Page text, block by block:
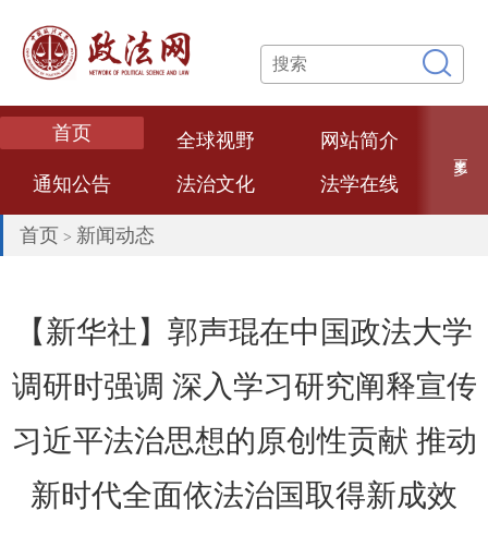
首页 全球视野
网站简介
通知公告
法治文化
法学在线
专题专栏
热点评述
经典案例
法大文创
首页 > 新闻动态
【新华社】郭声琨在中国政法大学
调研时强调 深入学习研究阐释宣传
习近平法治思想的原创性贡献 推动
新时代全面依法治国取得新成效